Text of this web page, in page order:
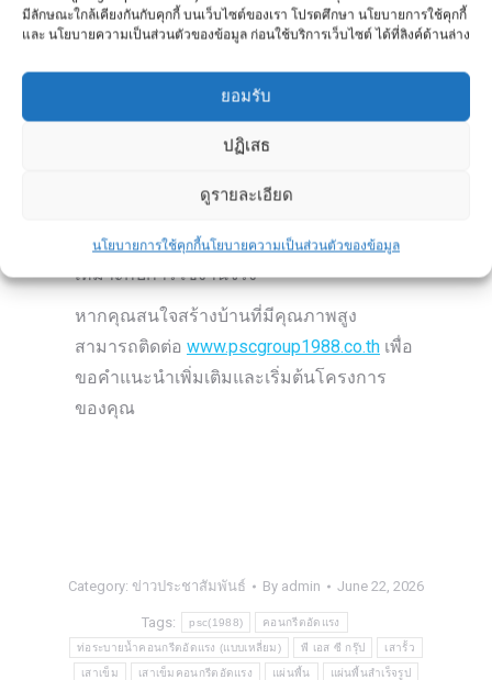
มีลักษณะใกล้เคียงกันกับคุกกี้ บนเว็บไซต์ของเรา โปรดศึกษา นโยบายการใช้คุกกี้
และ นโยบายความเป็นส่วนตัวของข้อมูล ก่อนใช้บริการเว็บไซต์ ได้ที่ลิงค์ด้านล่าง
ยอมรับ
ปฏิเสธ
ดูรายละเอียด
นโยบายการใช้คุกกี้นโยบายความเป็นส่วนตัวของข้อมูล
ก่อสร้างที่ช่วยให้งานพื้นอาคารทำได้รวดเร็ว
แข็งแรง และเป็นระบบมากขึ้น เหมาะสำหรับ
งานก่อสร้างที่ต้องการลดเวลา ลดแรงงาน
และควบคุมคุณภาพของงาน
สำหรับงานก่อสร้างที่ต้องการความปลอดภัย
และใช้งานได้ยาวนาน ควรเลือกแผ่นพื้นที่มี
คุณภาพ พร้อมติดตั้งอย่างถูกต้องตามหลัก
วิศวกรรม เพื่อให้ได้พื้นอาคารที่แข็งแรงและ
เหมาะกับการใช้งานจริง
หากคุณสนใจสร้างบ้านที่มีคุณภาพสูง
สามารถติดต่อ www.pscgroup1988.co.th เพื่อ
ขอคำแนะนำเพิ่มเติมและเริ่มต้นโครงการ
ของคุณ
Category: ข่าวประชาสัมพันธ์ By admin June 22, 2026
Tags: psc(1988) คอนกรีตอัดแรง
ท่อระบายน้ำคอนกรีตอัดแรง (แบบเหลี่ยม) พี เอส ซี กรุ๊ป เสารั้ว
เสาเข็ม เสาเข็มคอนกรีตอัดแรง แผ่นพื้น แผ่นพื้นสำเร็จรูป